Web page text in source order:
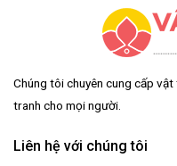
Chúng tôi chuyên cung cấp
tranh cho mọi người.
Liên hệ với chúng tôi